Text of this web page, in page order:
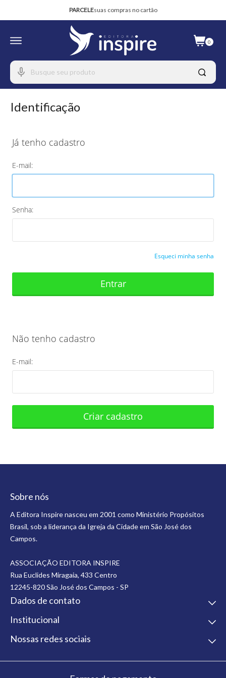
PARCELEsuas compras no cartão
OS MELHORES LIVROS
SEGURANÇAtotal em suas compras
0
Identificação
Já tenho cadastro
E-mail:
Senha:
Esqueci minha senha
Entrar
Não tenho cadastro
E-mail:
Criar cadastro
Sobre nós
A Editora Inspire nasceu em 2001 como Ministério Propósitos
Brasil, sob a liderança da Igreja da Cidade em São José dos
Campos.
ASSOCIAÇÃO EDITORA INSPIRE
Rua Euclides Miragaia, 433 Centro
12245-820 São José dos Campos - SP
Dados de contato
1238784353
Horário de atendimento
Institucional
Contato
Home
Política de Privacidade
Nossas redes sociais